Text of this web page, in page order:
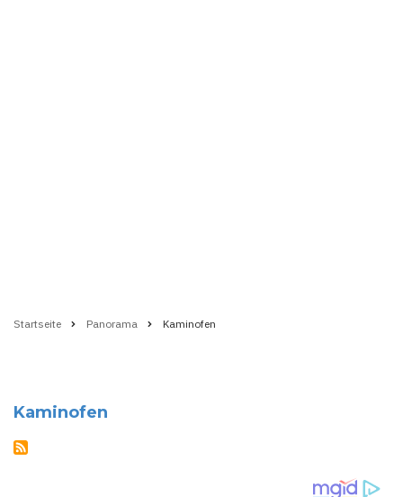
Startseite Panorama Kaminofen
Kaminofen